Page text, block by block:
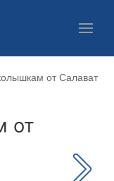
от Салават
от